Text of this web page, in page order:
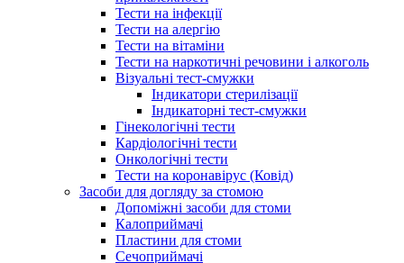
Тести на інфекції
Тести на алергію
Тести на вітаміни
Тести на наркотичні речовини і алкоголь
Візуальні тест-смужки
Індикатори стерилізації
Індикаторні тест-смужки
Гінекологічні тести
Кардіологічні тести
Онкологічні тести
Тести на коронавірус (Ковід)
Засоби для догляду за стомою
Допоміжні засоби для стоми
Калоприймачі
Пластини для стоми
Сечоприймачі